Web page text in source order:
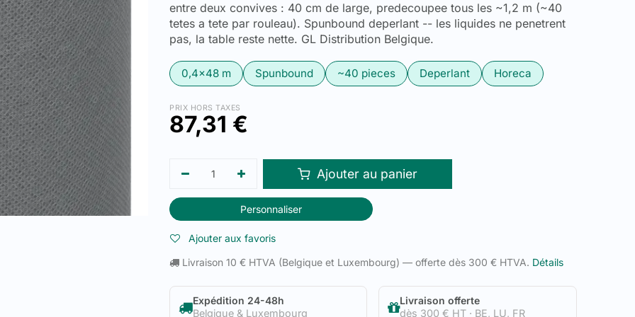
entre deux convives : 40 cm de large, predecoupee tous les ~1,2 m (~40
tetes a tete par rouleau). Spunbound deperlant -- les liquides ne penetrent
pas, la table reste nette. GL Distribution Belgique.
0,4x48 m Spunbound ~40 pieces Deperlant Horeca
PRIX HORS TAXES
87,31 €
Ajouter au panier
Personnaliser
Ajouter aux favoris
Livraison 10 € HTVA (Belgique et Luxembourg) — offerte dès 300 € HTVA. Détails
Expédition 24-48h
Belgique & Luxembourg
Livraison offerte
dès 300 € HT · BE, LU, FR